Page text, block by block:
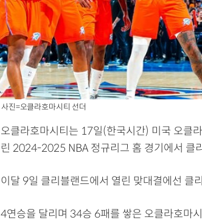
사진=오클라호마시티 선더
오클라호마시티는 17일(한국시간) 미국 오클
린 2024-2025 NBA 정규리그 홈 경기에서 클
이달 9일 클리블랜드에서 열린 맞대결에선
4연승을 달리며 34승 6패를 쌓은 오클라호마